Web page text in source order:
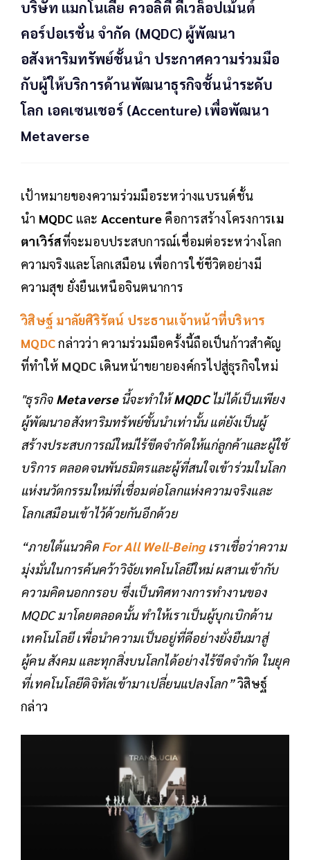
บริษัท แมกโนเลีย ควอลิตี้ ดีเวล็อปเม้นต์
คอร์ปอเรชั่น จำกัด (MQDC) ผู้พัฒนา
อสังหาริมทรัพย์ชั้นนำ ประกาศความร่วมมือ
กับผู้ให้บริการด้านพัฒนาธุรกิจชั้นนำระดับ
โลก เอคเซนเชอร์ (Accenture) เพื่อพัฒนา
Metaverse
เป้าหมายของความร่วมมือระหว่างแบรนด์ชั้น
นำ MQDC และ Accenture คือการสร้างโครงการเม
ตาเวิร์สที่จะมอบประสบการณ์เชื่อมต่อระหว่างโลก
ความจริงและโลกเสมือน เพื่อการใช้ชีวิตอย่างมี
ความสุข ยั่งยืนเหนือจินตนาการ
วิสิษฐ์ มาลัยศิริรัตน์ ประธานเจ้าหน้าที่บริหาร
MQDCกล่าวว่า ความร่วมมือครั้งนี้ถือเป็นก้าวสำคัญ
ที่ทำให้ MQDC เดินหน้าขยายองค์กรไปสู่ธุรกิจใหม่
"ธุรกิจ Metaverseนี้จะทำให้MQDCไม่ได้เป็นเพียง
ผู้พัฒนาอสังหาริมทรัพย์ชั้นนำเท่านั้น แต่ยังเป็นผู้
สร้างประสบการณ์ใหม่ไร้ขีดจำกัดให้แก่ลูกค้าและผู้ใช้
บริการ ตลอดจนพันธมิตรและผู้ที่สนใจเข้าร่วมในโลก
แห่งนวัตกรรมใหม่ที่เชื่อมต่อโลกแห่งความจริงและ
โลกเสมือนเข้าไว้ด้วยกันอีกด้วย
“ภายใต้แนวคิดFor All Well-Beingเราเชื่อว่าความ
มุ่งมั่นในการค้นคว้าวิจัยเทคโนโลยีใหม่ ผสานเข้ากับ
ความคิดนอกกรอบ ซึ่งเป็นทิศทางการทำงานของ
MQDC มาโดยตลอดนั้น ทำให้เราเป็นผู้บุกเบิกด้าน
เทคโนโลยี เพื่อนำความเป็นอยู่ที่ดีอย่างยั่งยืนมาสู่
ผู้คน สังคม และทุกสิ่งบนโลกได้อย่างไร้ขีดจำกัด ในยุค
ที่เทคโนโลยีดิจิทัลเข้ามาเปลี่ยนแปลงโลก”วิสิษฐ์
กล่าว